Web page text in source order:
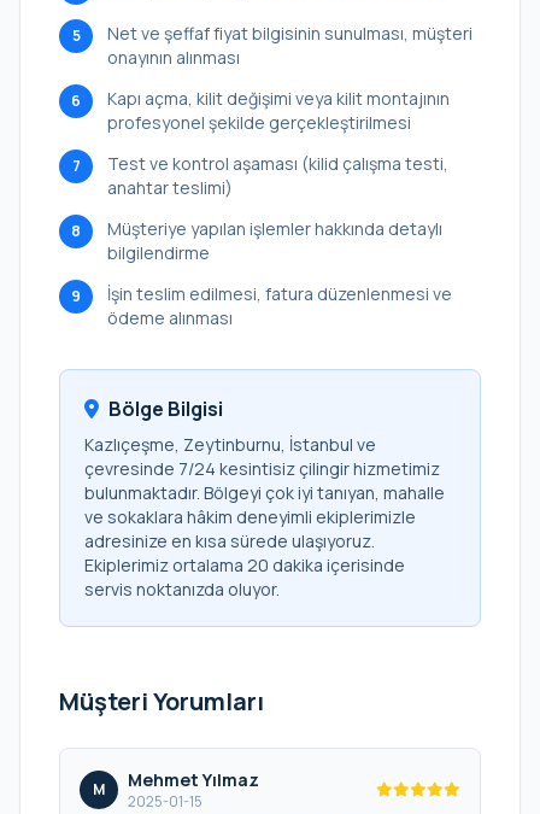
5
Net ve şeffaf fiyat bilgisinin sunulması, müşteri
onayının alınması
6
Kapı açma, kilit değişimi veya kilit montajının
profesyonel şekilde gerçekleştirilmesi
7
Test ve kontrol aşaması (kilid çalışma testi,
anahtar teslimi)
8
Müşteriye yapılan işlemler hakkında detaylı
bilgilendirme
9
İşin teslim edilmesi, fatura düzenlenmesi ve
ödeme alınması
Bölge Bilgisi
Kazlıçeşme, Zeytinburnu, İstanbul ve
çevresinde 7/24 kesintisiz çilingir hizmetimiz
bulunmaktadır. Bölgeyi çok iyi tanıyan, mahalle
ve sokaklara hâkim deneyimli ekiplerimizle
adresinize en kısa sürede ulaşıyoruz.
Ekiplerimiz ortalama 20 dakika içerisinde
servis noktanızda oluyor.
Müşteri Yorumları
M Mehmet Yılmaz
2025-01-15